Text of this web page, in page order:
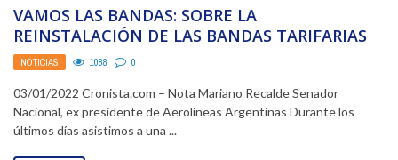
VAMOS LAS BANDAS: SOBRE LA
REINSTALACIÓN DE LAS BANDAS TARIFARIAS
EN EL TRANSPORTE AEROCOMERCIAL
NOTICIAS 1088 0
03/01/2022 Cronista.com – Nota Mariano Recalde Senador
Nacional, ex presidente de Aerolíneas Argentinas Durante los
últimos días asistimos a una ...